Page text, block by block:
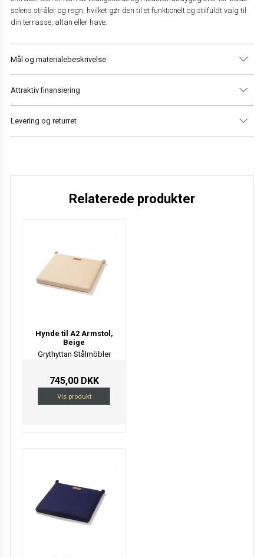
solens stråler og regn, hvilket gør den til et funktionelt og stilfuldt valg til
din terrasse, altan eller have.
Mål og materialebeskrivelse
Materialer
Bredde
42,5 cm
Dybde
Højde
2 cm
Attraktiv finansiering
Levering og returret
Relaterede produkter
Hynde til A2 Armstol,
Beige
Grythyttan Stålmöbler
745,00 DKK
Vis produkt